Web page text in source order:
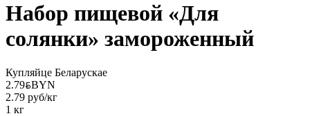
Набор пищевой «Для
солянки» замороженный
Купляйце Беларускае
2.79BYNBYN
2.79 руб/кг
1 кг